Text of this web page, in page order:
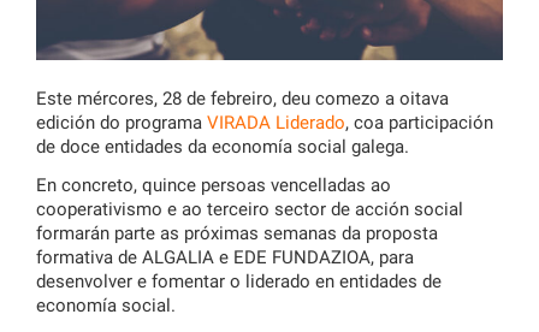
Este mércores, 28 de febreiro, deu comezo a oitava
edición do programa VIRADA Liderado, coa participación
de doce entidades da economía social galega.
En concreto, quince persoas vencelladas ao
cooperativismo e ao terceiro sector de acción social
formarán parte as próximas semanas da proposta
formativa de ALGALIA e EDE FUNDAZIOA, para
desenvolver e fomentar o liderado en entidades de
economía social.